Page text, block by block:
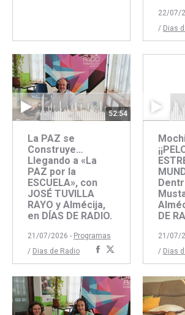
22/07/
/ Dias
52:54
La PAZ se
Construye…
Llegando a «La
PAZ por la
ESCUELA», con
JOSÉ TUVILLA
RAYO y Almécija,
en DÍAS DE RADIO.
21/07/2026 - Programas
/ Dias de Radio
Compartir
con
Facebook
con
Twitter
DE
21/07/
/ Dias